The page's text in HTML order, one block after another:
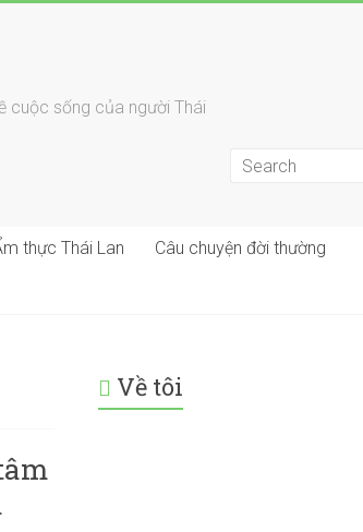
cuộc sống của người Thái
thực Thái Lan Câu chuyện đời thường
Về tôi